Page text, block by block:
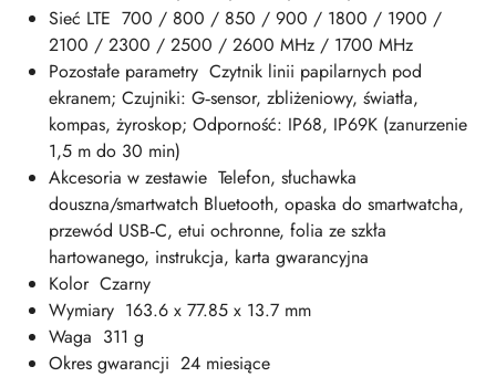
Sieć LTE 700 / 800 / 850 / 900 / 1800 / 1900 /
2100 / 2300 / 2500 / 2600 MHz / 1700 MHz
Pozostałe parametry Czytnik linii papilarnych pod
ekranem; Czujniki: G‑sensor, zbliżeniowy, światła,
kompas, żyroskop; Odporność: IP68, IP69K (zanurzenie
1,5 m do 30 min)
Akcesoria w zestawie Telefon, słuchawka
douszna/smartwatch Bluetooth, opaska do smartwatcha,
przewód USB‑C, etui ochronne, folia ze szkła
hartowanego, instrukcja, karta gwarancyjna
Kolor Czarny
Wymiary 163.6 x 77.85 x 13.7 mm
Waga 311 g
Okres gwarancji 24 miesiące